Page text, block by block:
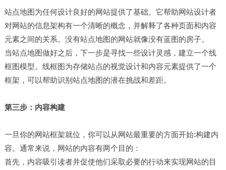
站点地图为任何设计良好的网站提供了基础。它帮助网站设计者
对网站的信息架构有一个清晰的概念，并解释了各种页面和内容
元素之间的关系。没有站点地图的网站就像没有蓝图的房子。
当站点地图做好之后，下一步是寻找一些设计灵感，建立一个线
框图模型。线框图为存储站点的视觉设计和内容元素提供了一个
框架，可以帮助识别站点地图的潜在挑战和差距。
第三步：内容构建
一旦你的网站框架就位，你可以从网站最重要的方面开始:构建内
容。通常来说，网站的内容有两个目的：
首先，内容吸引读者并促使他们采取必要的行动来实现网站的目